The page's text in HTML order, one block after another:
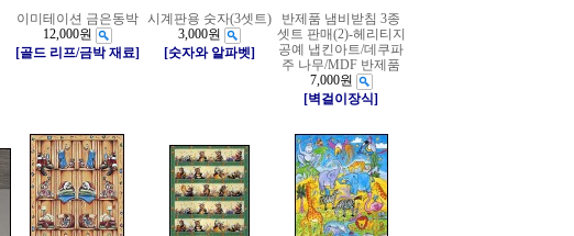
이미테이션 금은동박
12,000원
[골드 리프/금박 재료]
시계판용 숫자(3셋트)
3,000원
[숫자와 알파벳]
반제품 냄비받침 3종
셋트 판매(2)-헤리티지
공예 냅킨아트/데쿠파
주 나무/MDF 반제품
7,000원
[벽걸이장식]